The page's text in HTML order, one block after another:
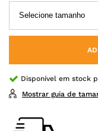
Disponível em stock
Mostrar guia de